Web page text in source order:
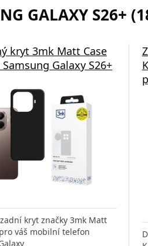
GALAXY S26+
kryt 3mk Matt Case
Samsung Galaxy S26+
kryt značky 3mk Matt
pro váš mobilní telefon